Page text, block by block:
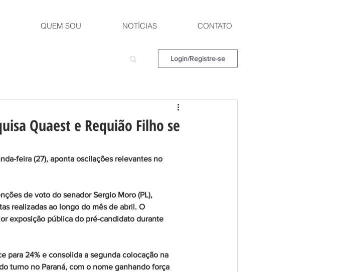
QUEM SOU NOTÍCIAS CONTATO
Login/Registre-se
Quaest e Requião Filho se
feira (27), aponta oscilações relevantes no
de voto do senador Sergio Moro (PL),
realizadas ao longo do mês de abril. O
exposição pública do pré-candidato durante
para 24% e consolida a segunda colocação na
turno no Paraná, com o nome ganhando força